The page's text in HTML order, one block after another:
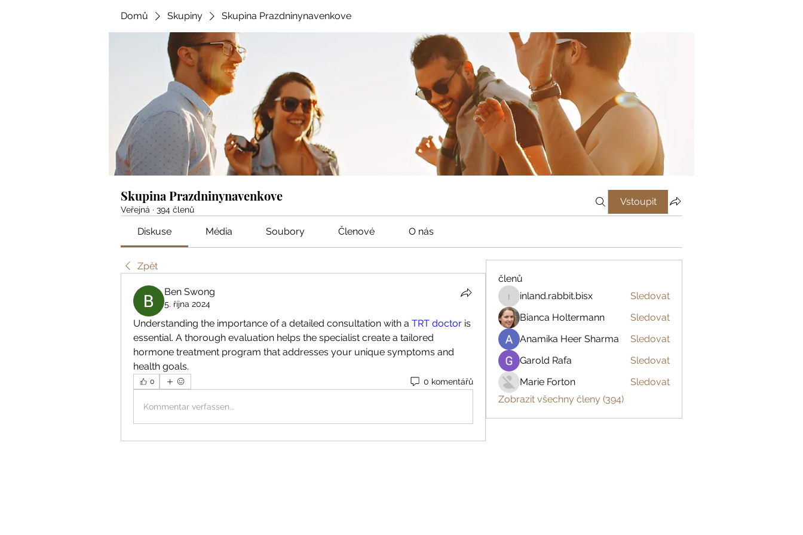
Domů Skupiny Skupina Prazdninynavenkove
Skupina Prazdninynavenkove
Veřejná · 394 členů
Vstoupit
Diskuse Média Soubory Členové O nás
Zpět
Ben Swong
5. října 2024
Understanding the importance of a detailed consultation with a TRT doctor is
essential. A thorough evaluation helps the specialist create a tailored
hormone treatment program that addresses your unique symptoms and
health goals.
0 0 komentářů
Kommentar verfassen...
členů
inland.rabbit.bisx
inland.rabbit.bisx
Sledovat
Bianca Holtermann
Sledovat
Anamika Heer Sharma
Sledovat
Garold Rafa
Sledovat
Marie Forton
Sledovat
Zobrazit všechny členy (394)